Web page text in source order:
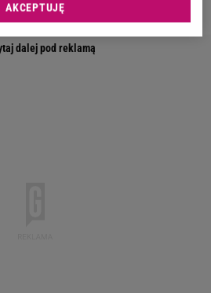
AKCEPTUJĘ